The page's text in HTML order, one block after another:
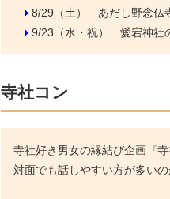
8/29（土） あだし野念仏
9/23（水・祝） 愛宕神社
寺社コン
寺社好き男女の縁結び企画『
対面でも話しやすい方が多いの